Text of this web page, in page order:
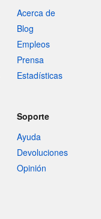
Acerca de
Blog
Empleos
Prensa
Estadísticas
Soporte
Ayuda
Devoluciones
Opinión